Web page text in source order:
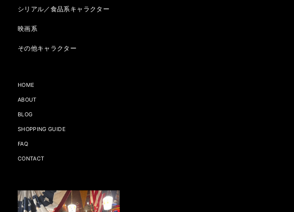
シリアル／食品系キャラクター
映画系
その他キャラクター
HOME
ABOUT
BLOG
SHOPPING GUIDE
FAQ
CONTACT